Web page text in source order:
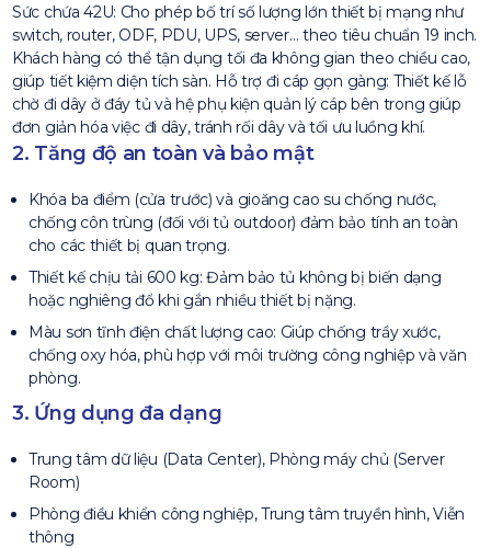
Sức chứa 42U: Cho phép bố trí số lượng lớn thiết bị mạng như
switch, router, ODF, PDU, UPS, server… theo tiêu chuẩn 19 inch.
Khách hàng có thể tận dụng tối đa không gian theo chiều cao,
giúp tiết kiệm diện tích sàn. Hỗ trợ đi cáp gọn gàng: Thiết kế lỗ
chờ đi dây ở đáy tủ và hệ phụ kiện quản lý cáp bên trong giúp
đơn giản hóa việc đi dây, tránh rối dây và tối ưu luồng khí.
2. Tăng độ an toàn và bảo mật
Khóa ba điểm (cửa trước) và gioăng cao su chống nước,
chống côn trùng (đối với tủ outdoor) đảm bảo tính an toàn
cho các thiết bị quan trọng.
Thiết kế chịu tải 600 kg: Đảm bảo tủ không bị biến dạng
hoặc nghiêng đổ khi gắn nhiều thiết bị nặng.
Màu sơn tĩnh điện chất lượng cao: Giúp chống trầy xước,
chống oxy hóa, phù hợp với môi trường công nghiệp và văn
phòng.
3. Ứng dụng đa dạng
Trung tâm dữ liệu (Data Center), Phòng máy chủ (Server
Room)
Phòng điều khiển công nghiệp, Trung tâm truyền hình, Viễn
thông